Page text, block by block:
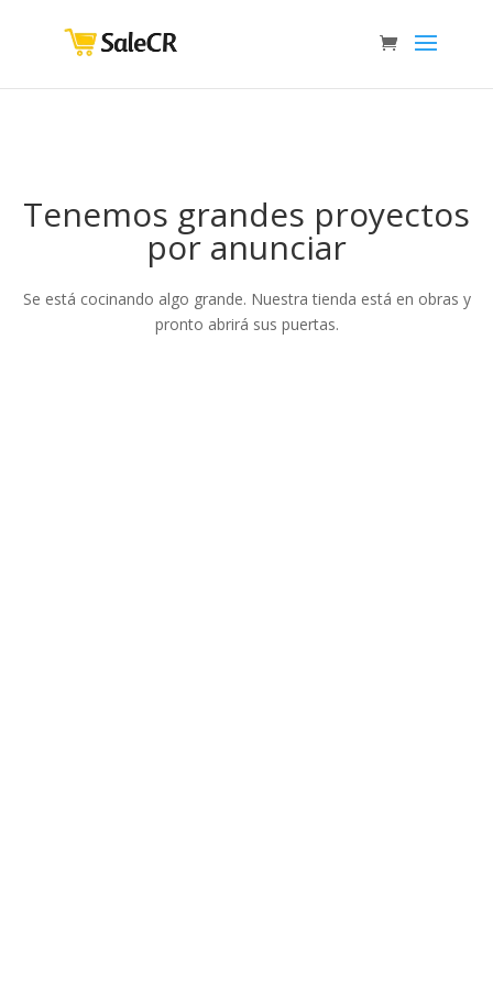
Tenemos grandes proyectos
por anunciar
Se está cocinando algo grande. Nuestra tienda está en obras y
pronto abrirá sus puertas.